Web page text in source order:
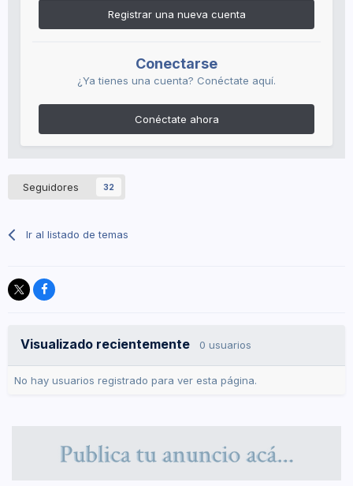
Registrar una nueva cuenta
Conectarse
¿Ya tienes una cuenta? Conéctate aquí.
Conéctate ahora
Seguidores 32
Ir al listado de temas
Visualizado recientemente 0 usuarios
No hay usuarios registrado para ver esta página.